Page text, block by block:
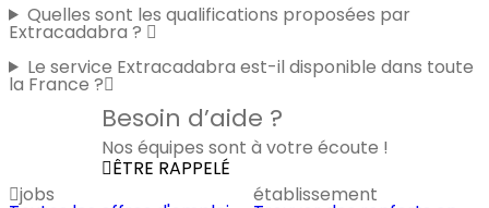
Quelles sont les qualifications proposées par
Extracadabra ?
Le service Extracadabra est-il disponible dans toute
la France ?
Besoin d’aide ?
Nos équipes sont à votre écoute !
ÊTRE RAPPELÉ
jobs
établissement